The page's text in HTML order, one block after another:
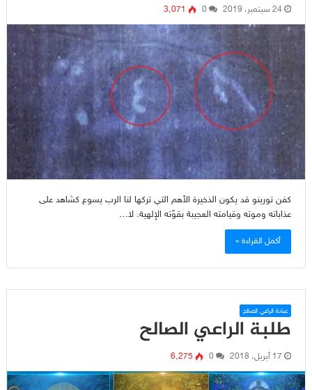
24 سبتمبر، 2019 0 3٬071
كفن تورينو قد يكون الذخيرة الأهم التي تركها لنا الرب يسوع كشاهد على
عذاباته وموته وقيامته العجيبة بقوّته الإلهية. لا…
أكمل القراءة »
عبادة الراعي الصالح
طلبة الراعي الصالح
17 أبريل، 2018 0 6٬275